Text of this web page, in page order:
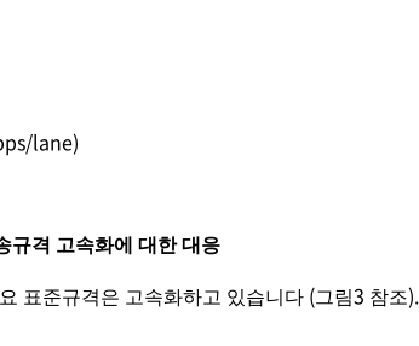
lane)
격 고속화에 대한 대응
표준규격은 고속화하고 있습니다 (그림3